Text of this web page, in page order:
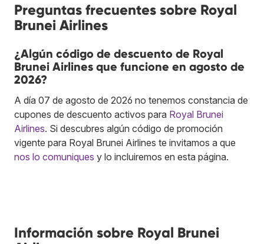
Preguntas frecuentes sobre Royal
Brunei Airlines
¿Algún código de descuento de Royal
Brunei Airlines que funcione en agosto de
2026?
A día 07 de agosto de 2026 no tenemos constancia de
cupones de descuento activos para Royal Brunei
Airlines. Si descubres algún código de promoción
vigente para Royal Brunei Airlines te invitamos a que
nos lo comuniques y lo incluiremos en esta página.
Información sobre Royal Brunei